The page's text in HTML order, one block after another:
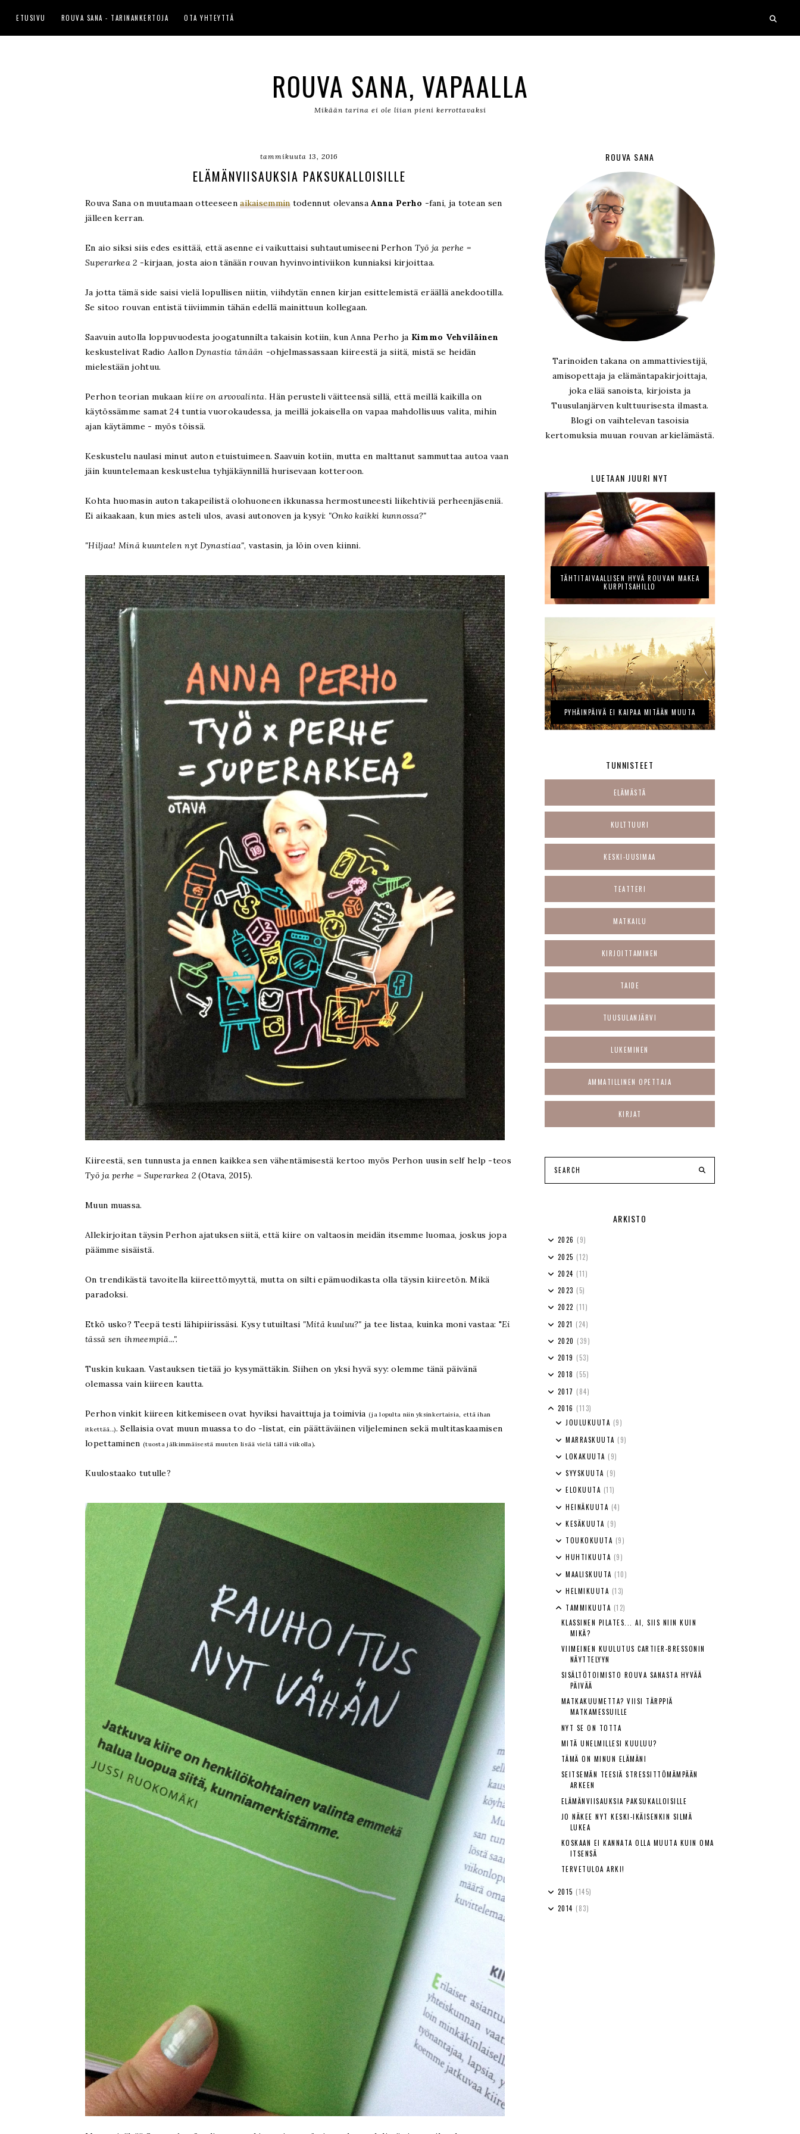
ETUSIVU ROUVA SANA - TARINANKERTOJA OTA YHTEYTTÄ
ROUVA SANA, VAPAALLA
Mikään tarina ei ole liian pieni kerrottavaksi
tammikuuta 13, 2016
ELÄMÄNVIISAUKSIA PAKSUKALLOISILLE
Rouva Sana on muutamaan otteeseenaikaisemmintodennut olevansaAnna Perho -fani, ja totean sen
jälleen kerran.
En aio siksi siis edes esittää, että asenne ei vaikuttaisi suhtautumiseeni Perhon Työ ja perhe =
Superarkea 2 -kirjaan, josta aion tänään rouvan hyvinvointiviikon kunniaksi kirjoittaa.
Ja jotta tämä side saisi vielä lopullisen niitin, viihdytän ennen kirjan esittelemistä eräällä anekdootilla.
Se sitoo rouvan entistä tiiviimmin tähän edellä mainittuun kollegaan.
Saavuin autolla loppuvuodesta joogatunnilta takaisin kotiin, kun Anna Perho ja Kimmo Vehviläinen
keskustelivat Radio AallonDynastia tänään -ohjelmassassaan kiireestä ja siitä, mistä se heidän
mielestään johtuu.
Perhon teorian mukaan kiire on arvovalinta. Hän perusteli väitteensä sillä, että meillä kaikilla on
käytössämme samat 24 tuntia vuorokaudessa, ja meillä jokaisella on vapaa mahdollisuus valita, mihin
ajan käytämme - myös töissä.
Keskustelu naulasi minut auton etuistuimeen. Saavuin kotiin, mutta en malttanut sammuttaa autoa vaan
jäin kuuntelemaan keskustelua tyhjäkäynnillä hurisevaan kotteroon.
Kohta huomasin auton takapeilistä olohuoneen ikkunassa hermostuneesti liikehtiviä perheenjäseniä.
Ei aikaakaan, kun mies asteli ulos, avasi autonoven ja kysyi: "Onko kaikki kunnossa?"
"Hiljaa! Minä kuuntelen nyt Dynastiaa", vastasin, ja löin oven kiinni.
Kiireestä, sen tunnusta ja ennen kaikkea sen vähentämisestä kertoo myös Perhon uusin self help -teos
Työ ja perhe = Superarkea 2 (Otava, 2015).
Muun muassa.
Allekirjoitan täysin Perhon ajatuksen siitä, että kiire on valtaosin meidän itsemme luomaa, joskus jopa
päämme sisäistä.
On trendikästä tavoitella kiireettömyyttä, mutta on silti epämuodikasta olla täysin kiireetön. Mikä
paradoksi.
Etkö usko? Teepä testi lähipiirissäsi. Kysy tutuiltasi "Mitä kuuluu?" ja tee listaa, kuinka moni vastaa: "Ei
tässä sen ihmeempiä...".
Tuskin kukaan. Vastauksen tietää jo kysymättäkin. Siihen on yksi hyvä syy: olemme tänä päivänä
olemassa vain kiireen kautta.
Perhon vinkit kiireen kitkemiseen ovat hyviksi havaittuja ja toimivia (ja lopulta niin yksinkertaisia, että ihan
itkettää...). Sellaisia ovat muun muassa to do -listat, ein päättäväinen viljeleminen sekä multitaskaamisen
lopettaminen (tuosta jälkimmäisestä muuten lisää vielä tällä viikolla).
Kuulostaako tutulle?
ROUVA SANA
Tarinoiden takana on ammattiviestijä,
amisopettaja ja elämäntapakirjoittaja,
joka elää sanoista, kirjoista ja
Tuusulanjärven kulttuurisesta ilmasta.
Blogi on vaihtelevan tasoisia
kertomuksia muuan rouvan arkielämästä.
LUETAAN JUURI NYT
TÄHTITAIVAALLISEN HYVÄ ROUVAN MAKEA
KURPITSAHILLO
PYHÄINPÄIVÄ EI KAIPAA MITÄÄN MUUTA
TUNNISTEET
ELÄMÄSTÄ
KULTTUURI
KESKI-UUSIMAA
TEATTERI
MATKAILU
KIRJOITTAMINEN
TAIDE
TUUSULANJÄRVI
LUKEMINEN
AMMATILLINEN OPETTAJA
KIRJAT
ARKISTO
2026 (9)
2025 (12)
2024 (11)
2023 (5)
2022 (11)
2021 (24)
2020 (39)
2019 (53)
2018 (55)
2017 (84)
2016 (113)
JOULUKUUTA (9)
MARRASKUUTA (9)
LOKAKUUTA (9)
SYYSKUUTA (9)
ELOKUUTA (11)
HEINÄKUUTA (4)
KESÄKUUTA (9)
TOUKOKUUTA (9)
HUHTIKUUTA (9)
MAALISKUUTA (10)
HELMIKUUTA (13)
TAMMIKUUTA (12)
KLASSINEN PILATES... AI, SIIS NIIN KUIN
MIKÄ?
VIIMEINEN KUULUTUS CARTIER-BRESSONIN
NÄYTTELYYN
SISÄLTÖTOIMISTO ROUVA SANASTA HYVÄÄ
PÄIVÄÄ
MATKAKUUMETTA? VIISI TÄRPPIÄ
MATKAMESSUILLE
NYT SE ON TOTTA
MITÄ UNELMILLESI KUULUU?
TÄMÄ ON MINUN ELÄMÄNI
SEITSEMÄN TEESIÄ STRESSITTÖMÄMPÄÄN
ARKEEN
ELÄMÄNVIISAUKSIA PAKSUKALLOISILLE
JO NÄKEE NYT KESKI-IKÄISENKIN SILMÄ
LUKEA
KOSKAAN EI KANNATA OLLA MUUTA KUIN OMA
ITSENSÄ
TERVETULOA ARKI!
2015 (145)
2014 (83)